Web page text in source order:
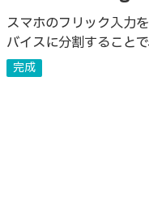
スマホのフリック入力
バイスに分割すること
り、自由度や高速入力
技術習得が可能でしょう
完成